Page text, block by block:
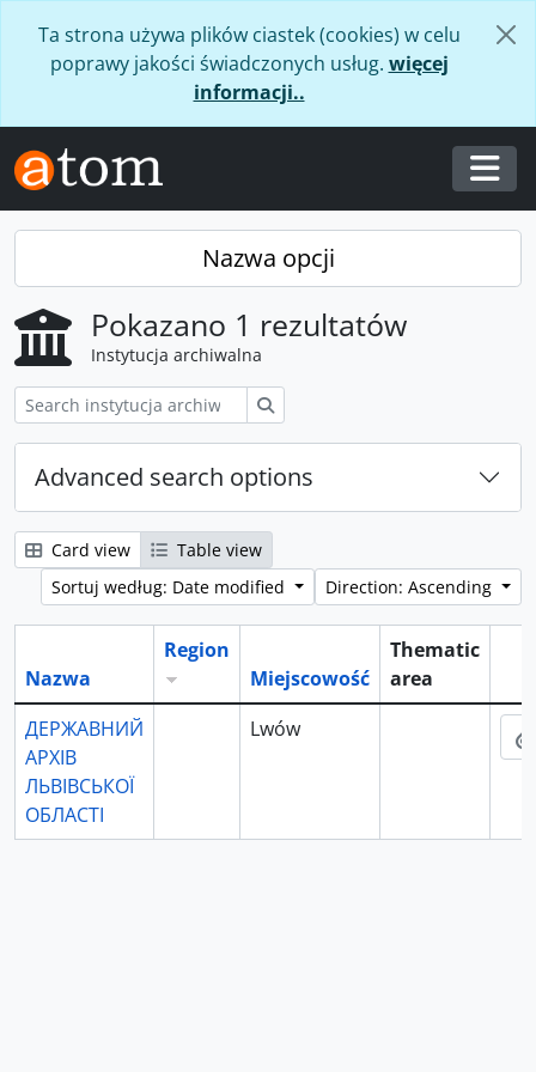
Ta strona używa plików ciastek (cookies) w celu
poprawy jakości świadczonych usług. więcej
informacji..
Nazwa opcji
Pokazano 1 rezultatów
Instytucja archiwalna
Advanced search options
Card view
Table view
Sortuj według: Date modified
Direction: Ascending
Nazwa
Region
Miejscowość
Thematic
area
ДЕРЖАВНИЙ
АРХІВ
ЛЬВІВСЬКОЇ
ОБЛАСТІ
Lwów